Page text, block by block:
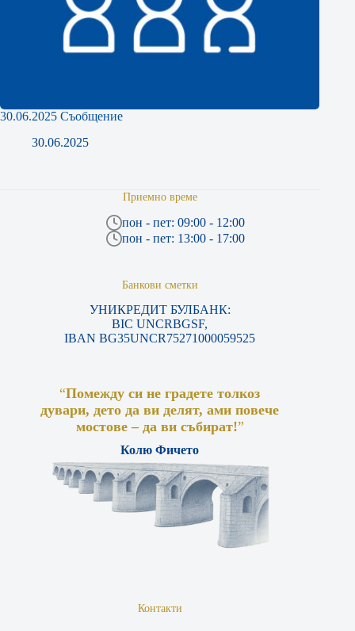
30.06.2025 Съобщение
30.06.2025
Приемно време
пон - пет: 09:00 - 12:00
пон - пет: 13:00 - 17:00
Банкови сметки
УНИКРЕДИТ БУЛБАНК:
BIC UNCRBGSF,
IBAN BG35UNCR75271000059525
“Помежду си не градете толкоз
дувари, дето да ви делят, ами повече
мостове – да ви събират!”
Колю Фичето
Контакти